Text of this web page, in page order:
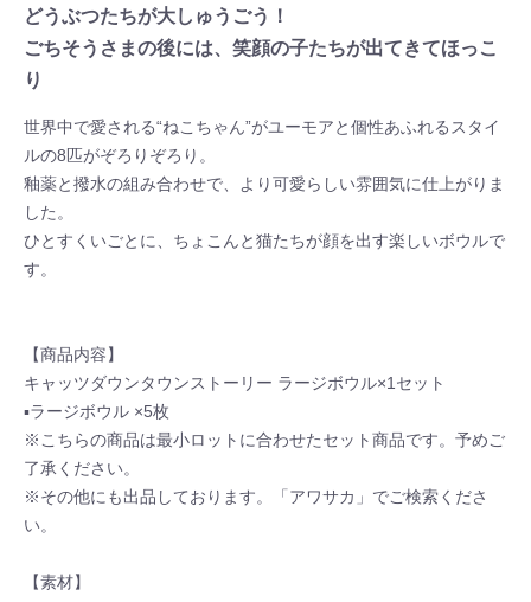
どうぶつたちが大しゅうごう！
ごちそうさまの後には、笑顔の子たちが出てきてほっこ
り
世界中で愛される“ねこちゃん”がユーモアと個性あふれるスタイ
ルの8匹がぞろりぞろり。
釉薬と撥水の組み合わせで、より可愛らしい雰囲気に仕上がりま
した。
ひとすくいごとに、ちょこんと猫たちが顔を出す楽しいボウルで
す。
【商品内容】
キャッツダウンタウンストーリー ラージボウル×1セット
▪ラージボウル ×5枚
※こちらの商品は最小ロットに合わせたセット商品です。予めご
了承ください。
※その他にも出品しております。「アワサカ」でご検索くださ
い。
【素材】